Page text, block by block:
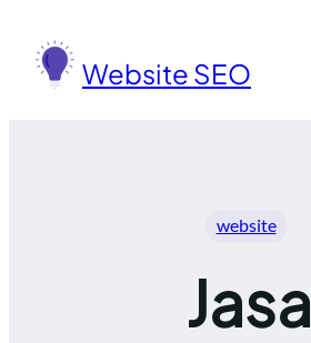
konten
Website SEO
website
Jasa